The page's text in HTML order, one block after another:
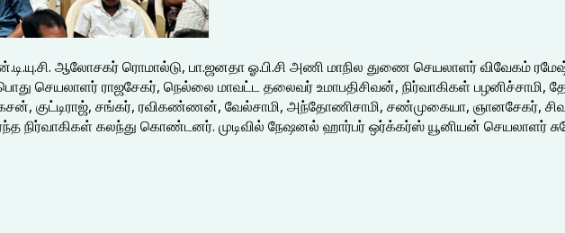
ஆலோசகர் ரொமால்டு, பா.ஜனதா ஓ.பி.சி அணி மாநில துணை செயலாளர் விவேகம்
செயலாளர் ராஜசேகர், நெல்லை மாவட்ட தலைவர் உமாபதிசிவன், நிர்வாகிகள் பழனிச்சாமி,
குட்டிராஜ், சங்கர், ரவிகண்ணன், வேல்சாமி, அந்தோணிசாமி, சண்முகையா, ஞானசேகர்,
நிர்வாகிகள் கலந்து கொண்டனர். முடிவில் நேஷனல் ஹார்பர் ஒர்க்கர்ஸ் யூனியன் செயலாளர்